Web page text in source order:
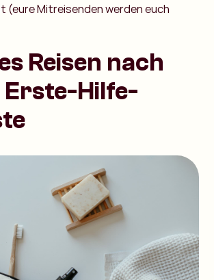
(eure Mitreisenden werden euch
Reisen nach
Hilfe-